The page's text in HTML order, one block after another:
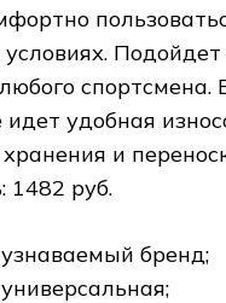
Подойдет
спортсмена.
удобная
и
1482 руб.
узнаваемый бренд;
универсальная;